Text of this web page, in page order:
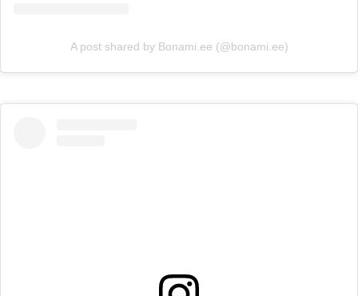
A post shared by Bonami.ee (@bonami.ee)